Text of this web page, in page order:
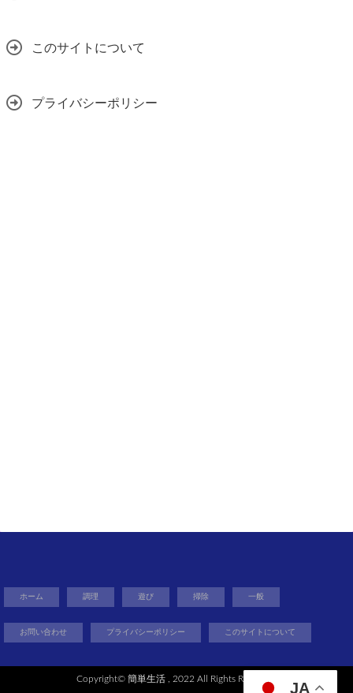
このサイトについて
プライバシーポリシー
ホーム 調理 遊び 掃除 一般
お問い合わせ プライバシーポリシー このサイトについて
Copyright© 簡単生活, 2022 All Rights Reserved.
JA